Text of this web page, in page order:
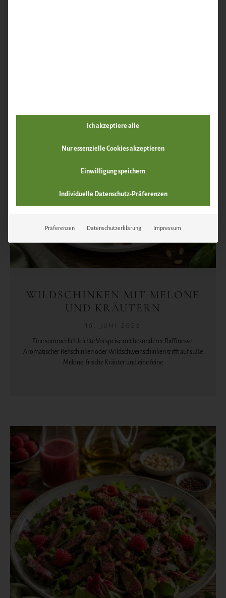
WILDSCHINKEN MIT MELONE
UND KRÄUTERN
15. JUNI 2026
Eine sommerlich leichte Vorspeise mit besonderer Raffinesse:
Aromatischer Rehschinken oder Wildschweinschinken trifft auf süße
Melone, frische Kräuter und eine feine
Ich akzeptiere alle
Nur essenzielle Cookies akzeptieren
Einwilligung speichern
Individuelle Datenschutz-Präferenzen
Präferenzen Datenschutzerklärung Impressum